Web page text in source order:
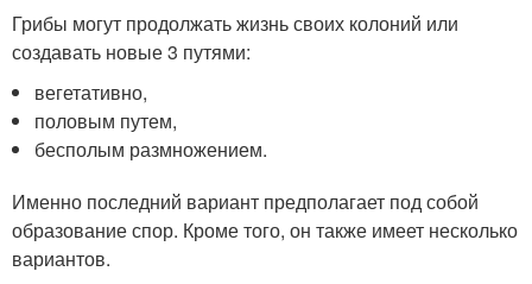
Грибы могут продолжать жизнь своих колоний или
создавать новые 3 путями:
вегетативно,
половым путем,
бесполым размножением.
Именно последний вариант предполагает под собой
образование спор. Кроме того, он также имеет несколько
вариантов.